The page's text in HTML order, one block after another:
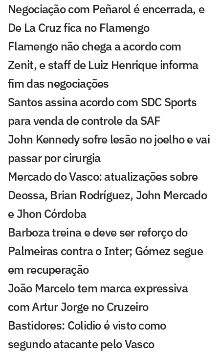
Negociação com Peñarol é encerrada, e
De La Cruz fica no Flamengo
Flamengo não chega a acordo com
Zenit, e staff de Luiz Henrique informa
fim das negociações
Santos assina acordo com SDC Sports
para venda de controle da SAF
John Kennedy sofre lesão no joelho e vai
passar por cirurgia
Mercado do Vasco: atualizações sobre
Deossa, Brian Rodríguez, John Mercado
e Jhon Córdoba
Barboza treina e deve ser reforço do
Palmeiras contra o Inter; Gómez segue
em recuperação
João Marcelo tem marca expressiva
com Artur Jorge no Cruzeiro
Bastidores: Colidio é visto como
segundo atacante pelo Vasco